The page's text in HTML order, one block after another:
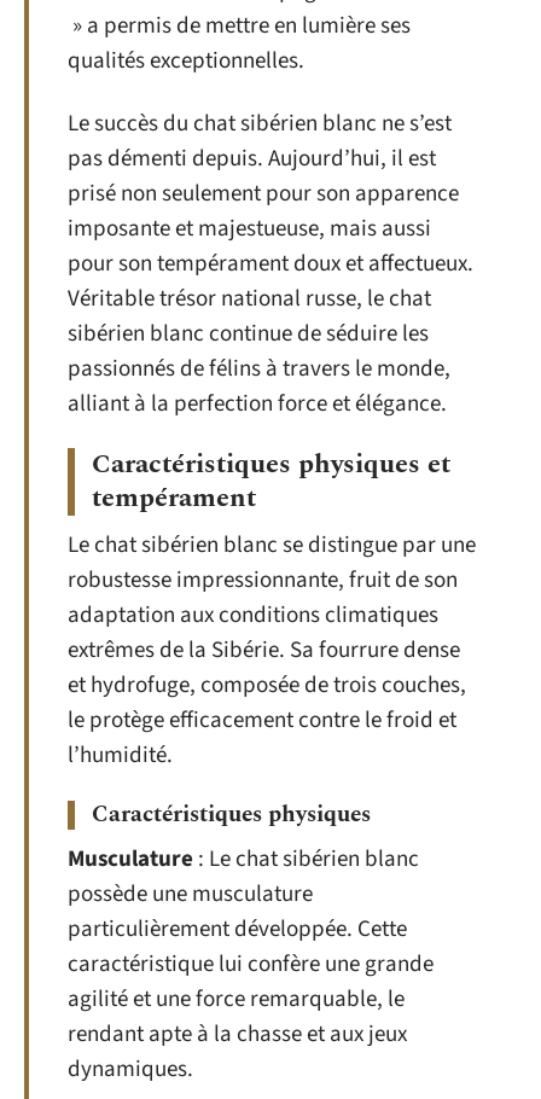
» a permis de mettre en lumière ses
qualités exceptionnelles.
Le succès du chat sibérien blanc ne s’est
pas démenti depuis. Aujourd’hui, il est
prisé non seulement pour son apparence
imposante et majestueuse, mais aussi
pour son tempérament doux et affectueux.
Véritable trésor national russe, le chat
sibérien blanc continue de séduire les
passionnés de félins à travers le monde,
alliant à la perfection force et élégance.
Caractéristiques physiques et
tempérament
Le chat sibérien blanc se distingue par une
robustesse impressionnante, fruit de son
adaptation aux conditions climatiques
extrêmes de la Sibérie. Sa fourrure dense
et hydrofuge, composée de trois couches,
le protège efficacement contre le froid et
l’humidité.
Caractéristiques physiques
Musculature : Le chat sibérien blanc
possède une musculature
particulièrement développée. Cette
caractéristique lui confère une grande
agilité et une force remarquable, le
rendant apte à la chasse et aux jeux
dynamiques.